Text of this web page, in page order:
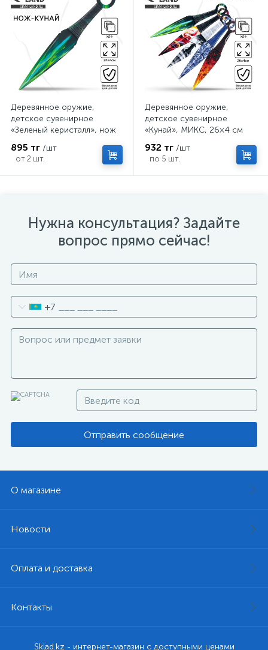
Деревянное оружие,
детское сувенирное
«Зеленый керисталл», нож
895 тг /шт
от 2 шт.
Деревянное оружие,
детское сувенирное
«Кунай», МИКС, 26×4 см
932 тг /шт
по 5 шт.
Нужна консультация? Задайте
вопрос прямо сейчас!
+7
Отправить сообщение
О магазине
Новости
Оплата и доставка
Контакты
Sklad.kz - интернет-магазин с доступными ценами